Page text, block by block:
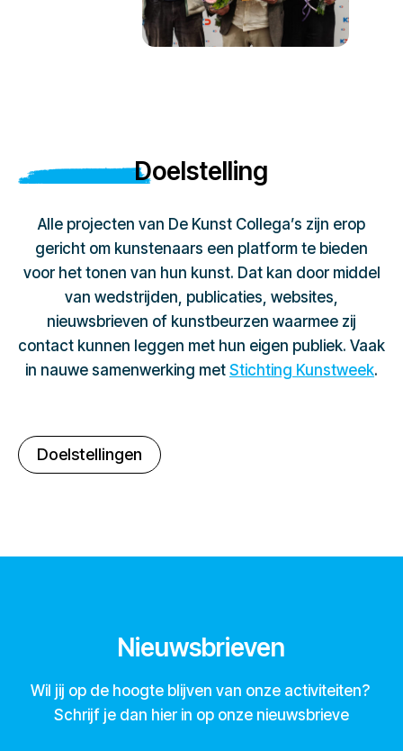
Doelstelling
Alle projecten van De Kunst Collega’s zijn erop
gericht om kunstenaars een platform te bieden
voor het tonen van hun kunst. Dat kan door middel
van wedstrijden, publicaties, websites,
nieuwsbrieven of kunstbeurzen waarmee zij
contact kunnen leggen met hun eigen publiek. Vaak
in nauwe samenwerking met Stichting Kunstweek.
Doelstellingen
Nieuwsbrieven
Wil jij op de hoogte blijven van onze activiteiten?
Schrijf je dan hier in op onze nieuwsbrieve